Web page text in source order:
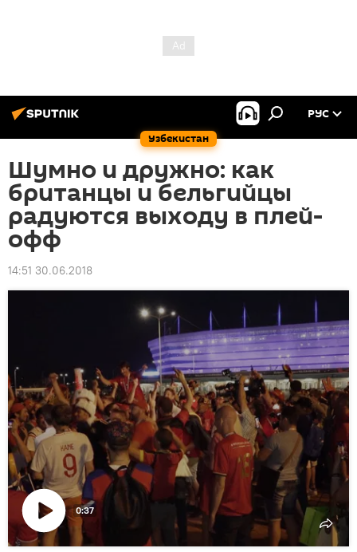
Узбекистан
РУС
Шумно и дружно: как
британцы и бельгийцы
радуются выходу в плей-
офф
14:51 30.06.2018
0:37